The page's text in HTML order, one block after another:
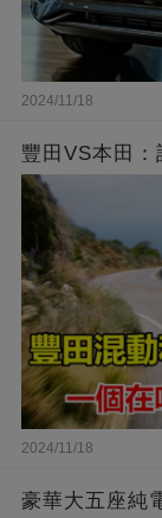
2024/11/18
豐田VS本田：
2024/11/18
豪華大五座純